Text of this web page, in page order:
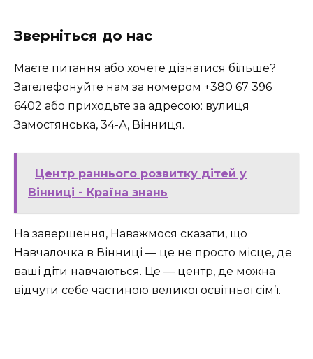
Зверніться до нас
Маєте питання або хочете дізнатися більше?
Зателефонуйте нам за номером +380 67 396
6402 або приходьте за адресою: вулиця
Замостянська, 34-А, Вінниця.
Центр раннього розвитку дітей у
Вінниці - Країна знань
На завершення, Наважмося сказати, що
Навчалочка в Вінниці — це не просто місце, де
ваші діти навчаються. Це — центр, де можна
відчути себе частиною великої освітньої сім’ї.